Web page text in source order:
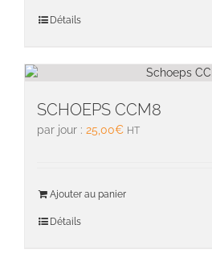
Détails
SCHOEPS CCM8
par jour : 25,00€ HT
Ajouter au panier
Détails